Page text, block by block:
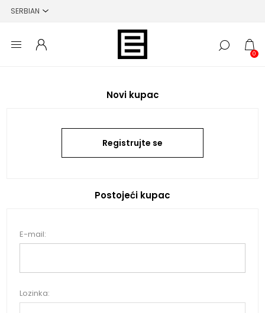
0
Novi kupac
Registrujte se
Postojeći kupac
E-mail:
Lozinka: